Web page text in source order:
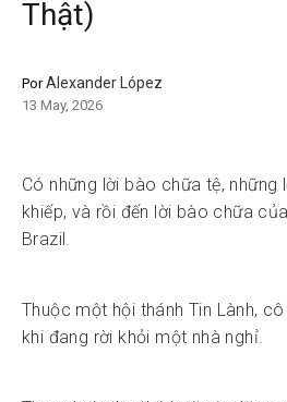
Thật)
PorAlexander López
13 May, 2026
Có những lời bào chữa tệ, những
khiếp, và rồi đến lời bào chữa
Brazil.
Thuộc một hội thánh Tin Lành,
khi đang rời khỏi một nhà nghỉ.